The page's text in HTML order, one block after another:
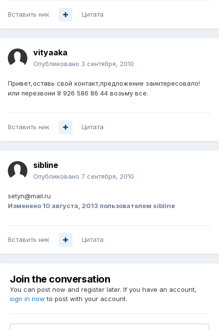
Вставить ник Цитата
vityaaka
Опубликовано 3 сентября, 2010
Привет,оставь свой контакт,предложение заинтересовало!
или перезвони 8 926 586 86 44 возьму все.
Вставить ник Цитата
sibline
Опубликовано 7 сентября, 2010
setyn@mail.ru
Изменено 10 августа, 2013 пользователем sibline
Вставить ник Цитата
Join the conversation
You can post now and register later. If you have an account,
sign in now to post with your account.